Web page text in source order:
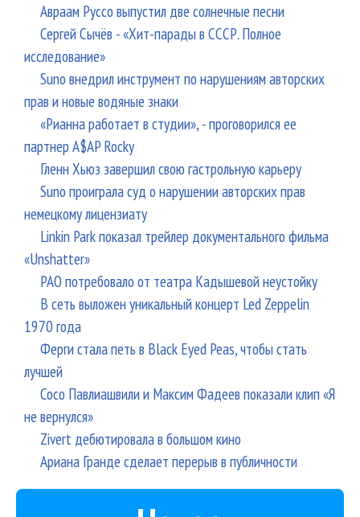
Авраам Руссо выпустил две солнечные песни
Сергей Сычёв - «Хит-парады в СССР. Полное
исследование»
Suno внедрил инструмент по нарушениям авторских
прав и новые водяные знаки
«Рианна работает в студии», - проговорился ее
партнер A$AP Rocky
Гленн Хьюз завершил свою гастрольную карьеру
Suno проиграла суд о нарушении авторских прав
немецкому лицензиату
Linkin Park показал трейлер документального фильма
«Unshatter»
РАО потребовало от театра Кадышевой неустойку
В сеть выложен уникальный концерт Led Zeppelin
1970 года
Ферги стала петь в Black Eyed Peas, чтобы стать
лучшей
Сосо Павлиашвили и Максим Фадеев показали клип «Я
не вернулся»
Zivert дебютировала в большом кино
Ариана Гранде сделает перерыв в публичности